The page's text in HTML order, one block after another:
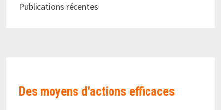
Publications récentes
Des moyens d'actions efficaces